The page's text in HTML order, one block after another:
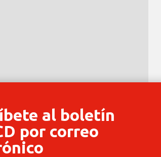
al boletín
por correo